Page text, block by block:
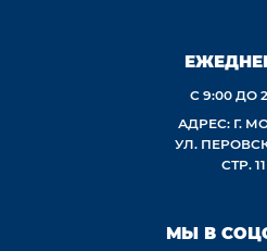
С 9:00 ДО
АДРЕС: Г.
УЛ.
СТР. 11
МЫ В